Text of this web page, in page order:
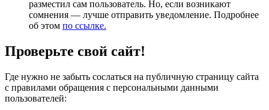
разместил сам пользователь. Но, если возникают
сомнения — лучше отправить уведомление. Подробнее
об этом по ссылке.
Проверьте свой сайт!
Где нужно не забыть сослаться на публичную страницу сайта
с правилами обращения с персональными данными
пользователей: